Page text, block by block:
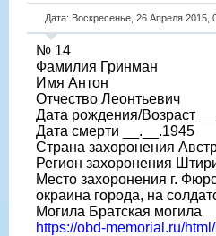
Дата: Воскресенье, 26 Апреля
№ 14
Фамилия Гринман
Имя Антон
Отчество Леонтьевич
Дата рождения/Возраст
Дата смерти __.__.1945
Страна захоронения
Регион захоронения
Место захоронения г.
окраина города, на
Могила Братская могила
https://obd-memorial.ru/